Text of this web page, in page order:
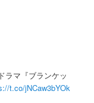
ラマ『ブランケッ
t.co/jNCaw3bYOk